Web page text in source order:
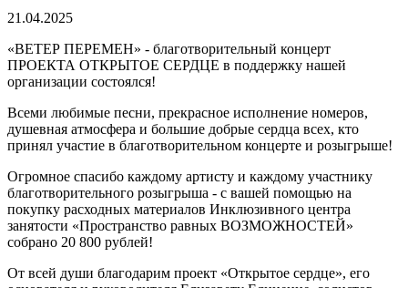
21.04.2025
«ВЕТЕР ПЕРЕМЕН» - благотворительный концерт
ПРОЕКТА ОТКРЫТОЕ СЕРДЦЕ в поддержку нашей
организации состоялся!
Всеми любимые песни, прекрасное исполнение номеров,
душевная атмосфера и большие добрые сердца всех, кто
принял участие в благотворительном концерте и розыгрыше!
Огромное спасибо каждому артисту и каждому участнику
благотворительного розыгрыша - с вашей помощью на
покупку расходных материалов Инклюзивного центра
занятости «Пространство равных ВОЗМОЖНОСТЕЙ»
собрано 20 800 рублей!
От всей души благодарим проект «Открытое сердце», его